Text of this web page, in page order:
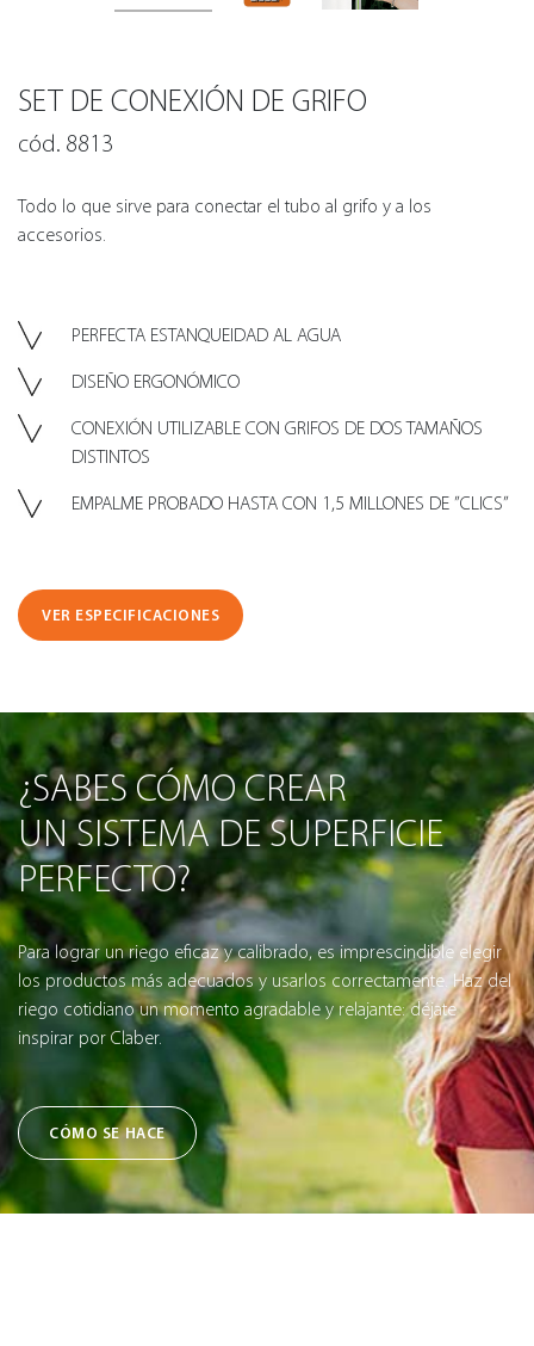
SET DE CONEXIÓN DE GRIFO
cód. 8813
Todo lo que sirve para conectar el tubo al grifo y a los
accesorios.
PERFECTA ESTANQUEIDAD AL AGUA
DISEÑO ERGONÓMICO
CONEXIÓN UTILIZABLE CON GRIFOS DE DOS TAMAÑOS
DISTINTOS
EMPALME PROBADO HASTA CON 1,5 MILLONES DE ”CLICS”
VER ESPECIFICACIONES
¿SABES CÓMO CREAR
UN SISTEMA DE SUPERFICIE
PERFECTO?
Para lograr un riego eficaz y calibrado, es imprescindible elegir
los productos más adecuados y usarlos correctamente. Haz del
riego cotidiano un momento agradable y relajante: déjate
inspirar por Claber.
CÓMO SE HACE